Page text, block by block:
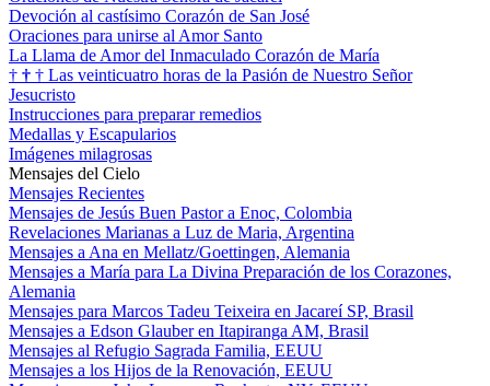
Devoción al castísimo Corazón de San José
Oraciones para unirse al Amor Santo
La Llama de Amor del Inmaculado Corazón de María
† † † Las veinticuatro horas de la Pasión de Nuestro Señor
Jesucristo
Instrucciones para preparar remedios
Medallas y Escapularios
Imágenes milagrosas
Mensajes del Cielo
Mensajes Recientes
Mensajes de Jesús Buen Pastor a Enoc, Colombia
Revelaciones Marianas a Luz de Maria, Argentina
Mensajes a Ana en Mellatz/Goettingen, Alemania
Mensajes a María para La Divina Preparación de los Corazones,
Alemania
Mensajes para Marcos Tadeu Teixeira en Jacareí SP, Brasil
Mensajes a Edson Glauber en Itapiranga AM, Brasil
Mensajes al Refugio Sagrada Familia, EEUU
Mensajes a los Hijos de la Renovación, EEUU